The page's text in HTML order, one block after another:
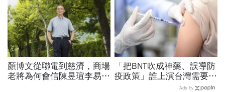
顏博文從聯電到慈濟，商場
老將為何會信陳昱瑄李易
「把BNT吹成神藥、誤導防
疫政策」誰上演台灣需要中
國施予恩惠的大戲？杜奕
Ads by